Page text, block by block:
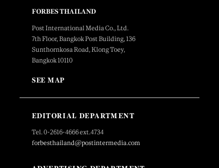
FORBES THAILAND
Post International Media Co., Ltd.
7th Floor, Bangkok Post Building, 136
Sunthornkosa Road, Klong Toey,
Bangkok 10110
SEE MAP
EDITORIAL DEPARTMENT
Tel. 0-2616-4666 ext.4734
forbesthailand@postintermedia.com